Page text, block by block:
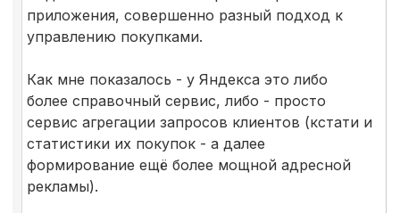
приложения, совершенно разный подход к
управлению покупками.
Как мне показалось - у Яндекса это либо
более справочный сервис, либо - просто
сервис агрегации запросов клиентов (кстати и
статистики их покупок - а далее
формирование ещё более мощной адресной
рекламы).